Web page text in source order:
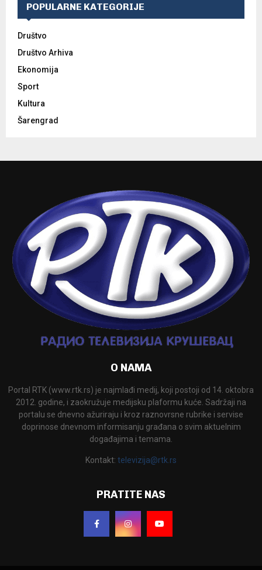
POPULARNE KATEGORIJE
Društvo
Društvo Arhiva
Ekonomija
Sport
Kultura
Šarengrad
O NAMA
Portal RTK (www.rtk.rs) je najmlađi medij, koji postoji od 14. oktobra
2012. godine, i zaokružuje medijsku plaformu kuće. Sadržaji na
portalu se dnevno ažuriraju i kroz raznovrsne rubrike i servise
doprinose dnevnom informisanju građana o svim aktuelnim
događajima i temama.
Kontakt: televizija@rtk.rs
PRATITE NAS